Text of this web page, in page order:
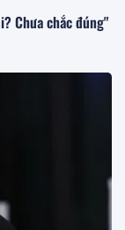
Chưa chắc đúng"